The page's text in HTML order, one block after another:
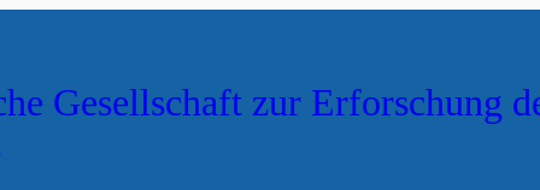
Gesellschaft zur Erforschung